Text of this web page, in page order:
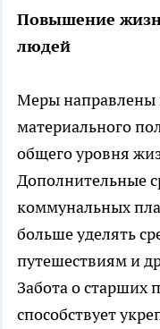
Повышение
людей
Меры направлены
материального
общего уровня
Дополнительные
коммунальных
больше уделять
путешествиям и
Забота о старших
способствует